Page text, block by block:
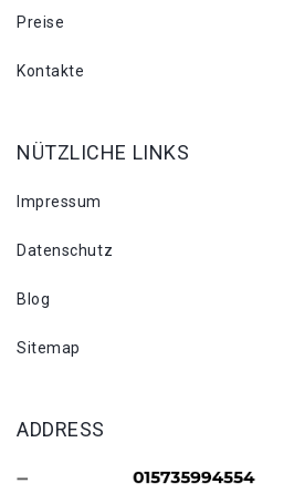
Preise
Kontakte
NÜTZLICHE LINKS
Impressum
Datenschutz
Blog
Sitemap
ADDRESS